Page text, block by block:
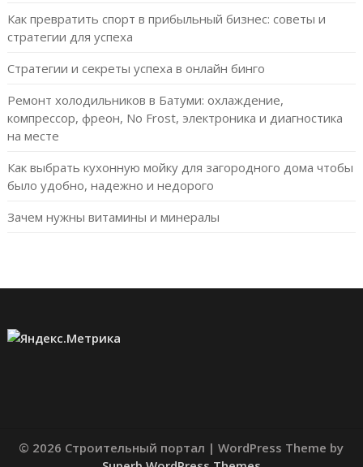
Как превратить спорт в прибыльный бизнес: советы и
стратегии для успеха
Стратегии и секреты успеха в онлайн бинго
Ремонт холодильников в Батуми: охлаждение,
компрессор, фреон, No Frost, электроника и диагностика
на месте
Как выбрать кухонную мойку для загородного дома чтобы
было удобно, надежно и недорого
Зачем нужны витамины и минералы
© 2026 Строительный портал | WordPress Theme by